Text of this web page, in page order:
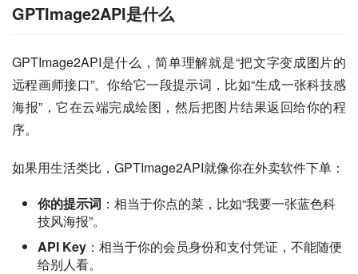
GPTImage2API是什么
GPTImage2API是什么，简单理解就是“把文字变成图片的
远程画师接口”。你给它一段提示词，比如“生成一张科技感
海报”，它在云端完成绘图，然后把图片结果返回给你的程
序。
如果用生活类比，GPTImage2API就像你在外卖软件下单：
你的提示词 ：相当于你点的菜，比如“我要一张蓝色科
技风海报”。
API Key ：相当于你的会员身份和支付凭证，不能随便
给别人看。